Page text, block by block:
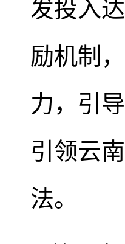
发投入
励机制
力，引
引领云
法。